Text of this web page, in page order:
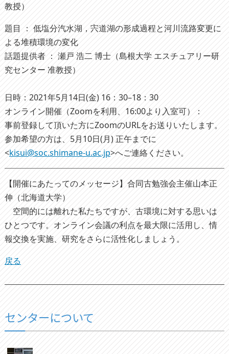
教授）
題目 ： 低塩分汽水湖，宍道湖の形成過程と河川流路変更に
よる堆積環境の変化
話題提供者 ： 瀬戸 浩二 博士（島根大学 エスチュアリー研
究センター 准教授）
日時：2021年5月14日(金) 16：30–18：30
オンライン開催（Zoomを利用、16:00より入室可）：
事前登録して頂いた方にZoomのURLをお送りいたします。
参加希望の方は、5月10日(月) 正午までに
<kisui@soc.shimane-u.ac.jp>へご連絡ください。
【開催にあたってのメッセージ】合同古勉強会主催山本正
伸（北海道大学）
空間的には離れた私たちですが、古環境に対する思いは
ひとつです。オンライン会議の利点を最大限に活用し、情
報交換を実施、研究をさらに活性化しましょう。
戻る
センターについて